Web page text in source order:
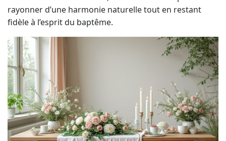
rayonner d’une harmonie naturelle tout en restant
fidèle à l’esprit du baptême.